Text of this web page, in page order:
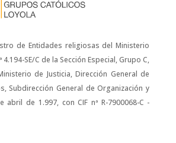
de Entidades religiosas del Ministerio
4.194-SE/C de la Sección Especial, Grupo C,
de Justicia, Dirección General de
Subdirección General de Organización y
abril de 1.997, con CIF nª R-7900068-C -